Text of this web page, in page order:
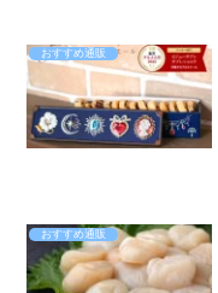
おすすめ通販
おすすめ通販